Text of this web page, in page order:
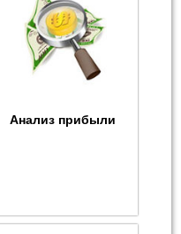
Анализ прибыли